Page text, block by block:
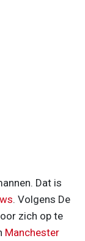
Dat is
. Volgens De
zich op te
Manchester